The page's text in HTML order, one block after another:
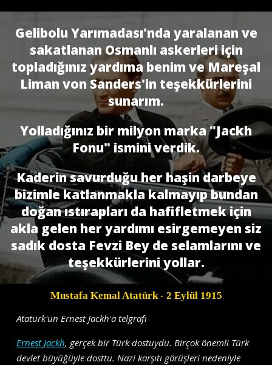
Gelibolu Yarımadası'nda yaralanan ve
sakatlanan Osmanlı askerleri için
topladığınız yardıma benim ve Mareşal
Liman von Sanders'in teşekkürlerini
sunarım.
Yolladığınız bir milyon marka "Jackh
Fonu" ismini verdik.
Kaderin savurduğu her haşin darbeye
bizimle katlanmakla kalmayıp bundan
doğan ıstırapları da hafifletmek için
akla gelen her yardımı esirgemeyen siz
sadık dosta Fevzi Bey de selamlarını ve
teşekkürlerini yollar.
Mustafa Kemal Atatürk- 2 Eylül 1915
Atatürk'ün Ernest Jackh'a telgrafı
Ernest Jackh, gerçek bir Türk dostuydu. Birçok önemli Türk
devlet büyüğüyle dosttu. Nazi karşıtı görüşleri nedeniyle